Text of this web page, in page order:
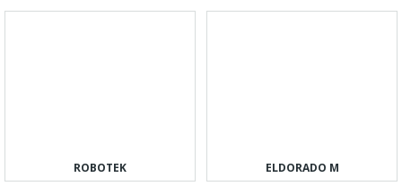
ROBOTEK ELDORADO M